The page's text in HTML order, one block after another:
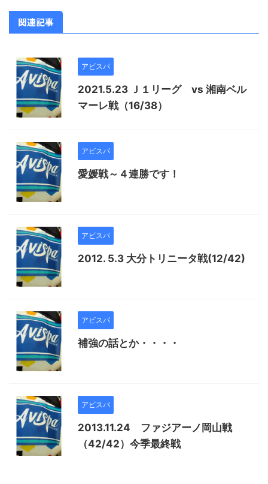
関連記事
アビスパ
2021.5.23 Ｊ１リーグ vs 湘南ベル
マーレ戦（16/38）
アビスパ
愛媛戦～４連勝です！
アビスパ
2012. 5.3 大分トリニータ戦(12/42)
アビスパ
補強の話とか・・・・
アビスパ
2013.11.24 ファジアーノ岡山戦
（42/42）今季最終戦